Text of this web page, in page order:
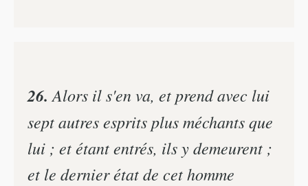
26. Alors il s'en va, et prend avec lui
sept autres esprits plus méchants que
lui ; et étant entrés, ils y demeurent ;
et le dernier état de cet homme